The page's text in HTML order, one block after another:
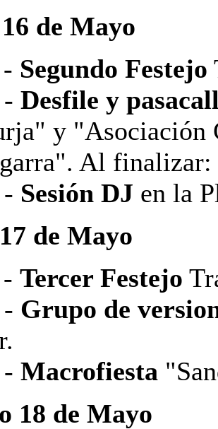
de Mayo
Segundo Festejo
Desfile y
y "Asociación
Al finalizar:
Sesión DJ en la
de Mayo
Tercer Festejo
Grupo de
Macrofiesta
18 de Mayo